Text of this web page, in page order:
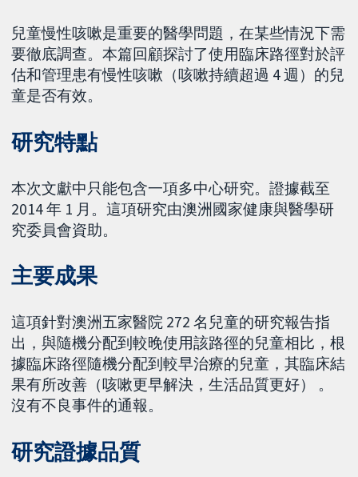
兒童慢性咳嗽是重要的醫學問題，在某些情況下需
要徹底調查。本篇回顧探討了使用臨床路徑對於評
估和管理患有慢性咳嗽（咳嗽持續超過 4 週）的兒
童是否有效。
研究特點
本次文獻中只能包含一項多中心研究。證據截至
2014 年 1 月。這項研究由澳洲國家健康與醫學研
究委員會資助。
主要成果
這項針對澳洲五家醫院 272 名兒童的研究報告指
出，與隨機分配到較晚使用該路徑的兒童相比，根
據臨床路徑隨機分配到較早治療的兒童，其臨床結
果有所改善（咳嗽更早解決，生活品質更好） 。
沒有不良事件的通報。
研究證據品質